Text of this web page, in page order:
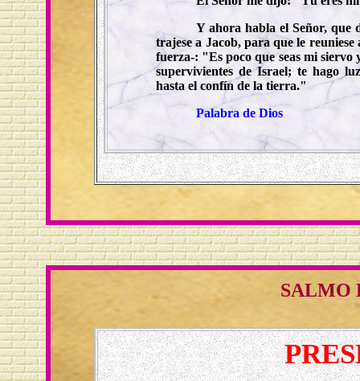
Y ahora habla el Señor, que
trajese a Jacob, para que le
fuerza-: "Es poco que seas mi siervo
supervivientes de Israel; te hago
hasta el confín de la tierra."
Palabra de Dios
SALMO